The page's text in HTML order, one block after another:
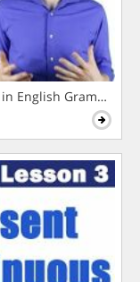
English Grammar